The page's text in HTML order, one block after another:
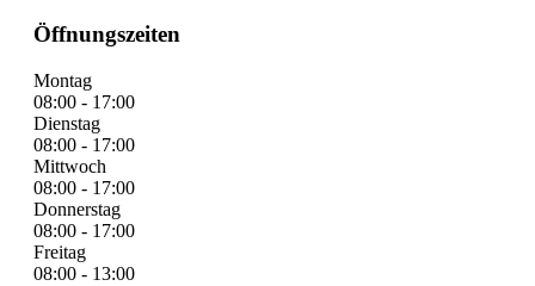
Öffnungszeiten
Montag
08:00 - 17:00
Dienstag
08:00 - 17:00
Mittwoch
08:00 - 17:00
Donnerstag
08:00 - 17:00
Freitag
08:00 - 13:00